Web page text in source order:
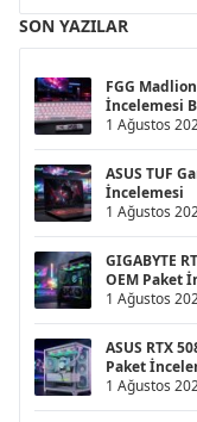
SON YAZILAR
FGG
İncelemesi
1 Ağustos
ASUS TUF
İncelemesi
1 Ağustos
GIGABYTE
OEM Paket
1 Ağustos
ASUS RTX
Paket
1 Ağustos